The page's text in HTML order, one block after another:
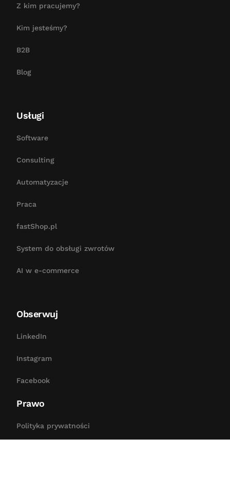
Z kim pracujemy?
Kim jesteśmy?
B2B
Blog
Usługi
Software
Consulting
Automatyzacje
Praca
fastShop.pl
System do obsługi zwrotów
AI w e-commerce
Obserwuj
LinkedIn
Instagram
Facebook
Prawo
Polityka prywatności